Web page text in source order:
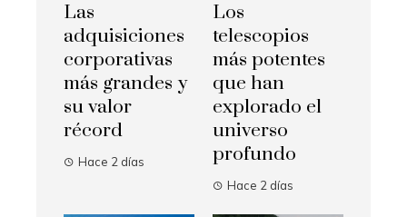
Las
adquisiciones
corporativas
más grandes y
su valor
récord
Hace 2 días
Los
telescopios
más potentes
que han
explorado el
universo
profundo
Hace 2 días